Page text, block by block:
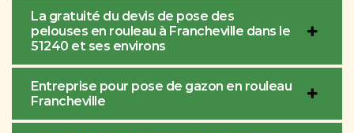
La gratuité du devis de pose des
pelouses en rouleau à Francheville dans le
51240 et ses environs
Entreprise pour pose de gazon en rouleau
Francheville